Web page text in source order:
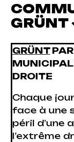
GRÜNT
GRÜNT
DROITE
Chaque
face à une
péril d’une
l’extrême